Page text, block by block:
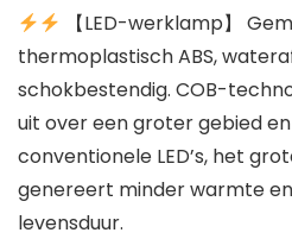
【LED-werklamp】
thermoplastisch ABS,
schokbestendig. COB-
uit over een groter gebied
conventionele LED’s, het
genereert minder warmte
levensduur.